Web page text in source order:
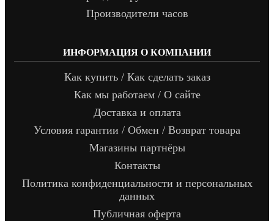
Производители часов
ИНФОРМАЦИЯ О КОМПАНИИ
Как купить / Как сделать заказ
Как мы работаем / О сайте
Доставка и оплата
Условия гарантии / Обмен / Возврат товара
Магазины партнёры
Контакты
Политика конфиденциальности и персональных
данных
Публичная оферта